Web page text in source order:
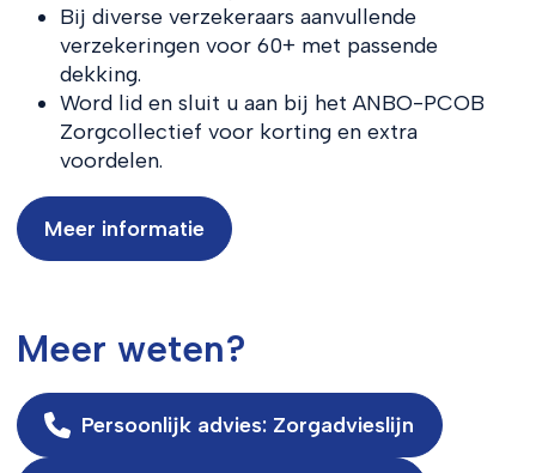
Bij diverse verzekeraars aanvullende
verzekeringen voor 60+ met passende
dekking.
Word lid en sluit u aan bij het ANBO-PCOB
Zorgcollectief voor korting en extra
voordelen.
Meer informatie
Meer weten?
Persoonlijk advies: Zorgadvieslijn